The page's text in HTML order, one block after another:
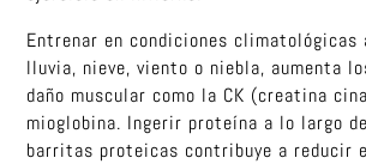
Entrenar en condiciones climatológicas
lluvia, nieve, viento o niebla, aumenta
daño muscular como la CK (creatina
mioglobina. Ingerir proteína a lo largo
barritas proteicas contribuye a reducir